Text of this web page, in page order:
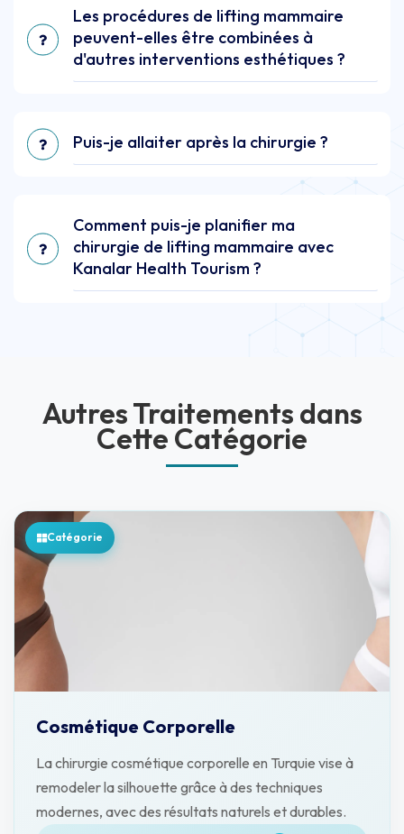
Les procédures de lifting mammaire
peuvent-elles être combinées à
d'autres interventions esthétiques ?
Puis-je allaiter après la chirurgie ?
Comment puis-je planifier ma
chirurgie de lifting mammaire avec
Kanalar Health Tourism ?
Autres Traitements dans
Cette Catégorie
Catégorie
Cosmétique Corporelle
La chirurgie cosmétique corporelle en Turquie vise à
remodeler la silhouette grâce à des techniques
modernes, avec des résultats naturels et durables.